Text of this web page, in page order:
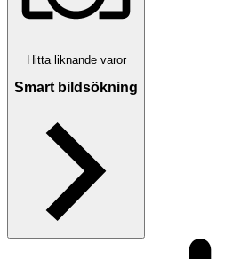
Hitta liknande varor
Smart bildsökning